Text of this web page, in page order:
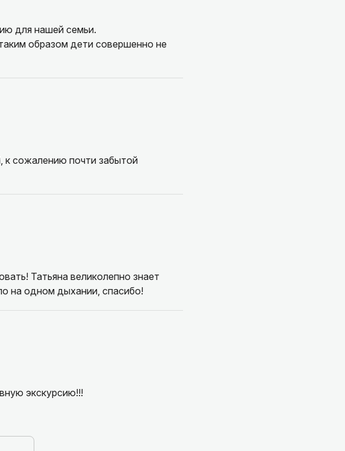
для нашей семьи.
образом дети совершенно не
к сожалению почти забытой
Татьяна великолепно знает
на одном дыхании, спасибо!
экскурсию!!!